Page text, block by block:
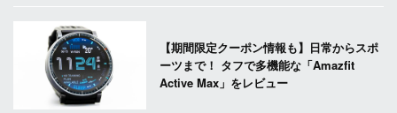
【期間限定クーポン情報も】日常からスポ
ーツまで！ タフで多機能な「Amazfit
Active Max」をレビュー